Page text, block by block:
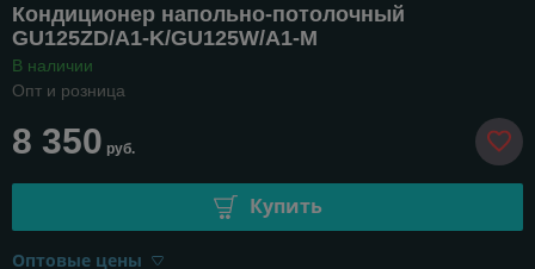
Кондиционер напольно-потолочный
GU125ZD/A1-K/GU125W/A1-M
В наличии
Опт и розница
8 350 руб.
Купить
Оптовые цены